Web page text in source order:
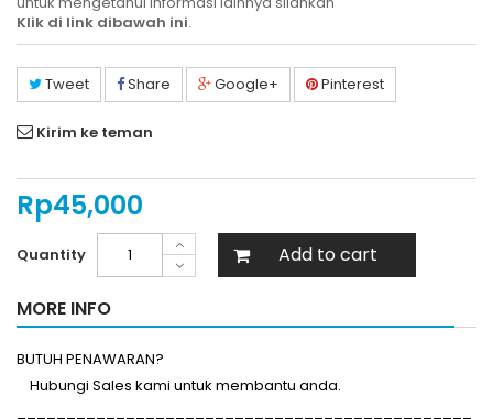
Klik di link dibawah ini.
Tweet Share Google+ Pinterest
Kirim ke teman
Rp‎45,000
Quantity Add to cart
MORE INFO
BUTUH PENAWARAN?
Hubungi Sales kami untuk membantu anda.